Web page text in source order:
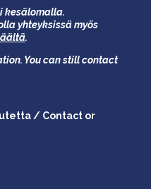
kesälomalla.
yhteyksissä myös
.
You can still contact
/ Contact or